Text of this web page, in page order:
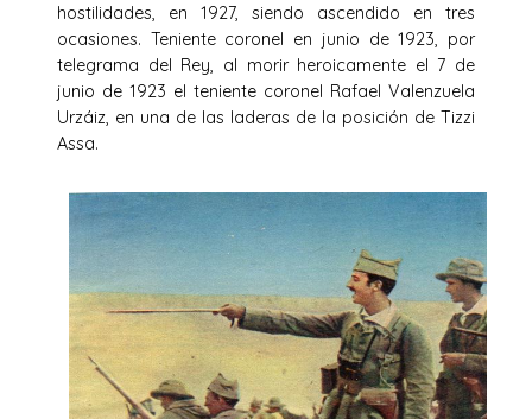
hostilidades, en 1927, siendo ascendido en tres
ocasiones. Teniente coronel en junio de 1923, por
telegrama del Rey, al morir heroicamente el 7 de
junio de 1923 el teniente coronel Rafael Valenzuela
Urzáiz, en una de las laderas de la posición de Tizzi
Assa.